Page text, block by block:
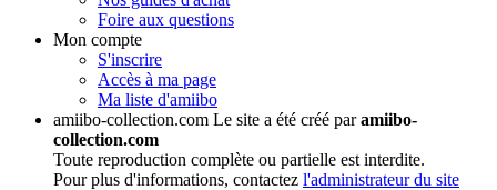
Foire aux questions
Mon compte
S'inscrire
Accès à ma page
Ma liste d'amiibo
amiibo-collection.com Le site a été créé paramiibo-
collection.com
Toute reproduction complète ou partielle est interdite.
Pour plus d'informations, contactez l'administrateur du site